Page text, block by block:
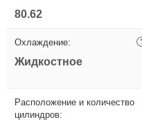
80.62
Охлаждение:
Жидкостное
Расположение и количество
цилиндров: